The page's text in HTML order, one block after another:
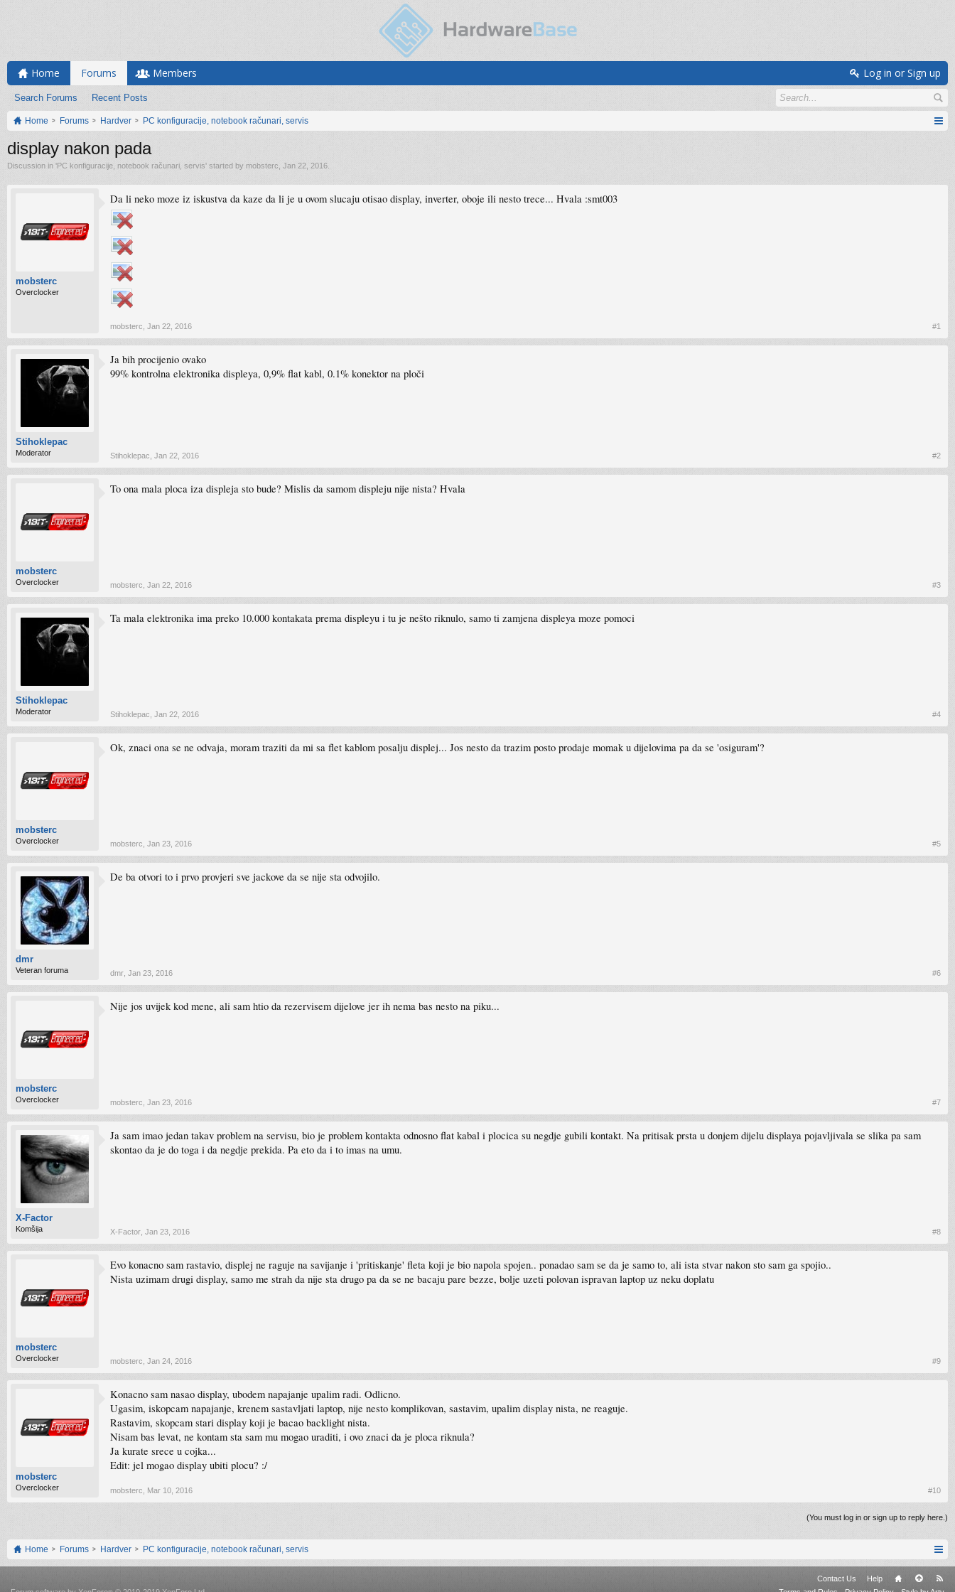
Home Forums
Search Forums Recent Posts
Members Log in or Sign up
Home Forums Hardver PC konfiguracije, notebook računari, servis
display nakon pada
Discussion in 'PC konfiguracije, notebook računari, servis' started by mobsterc Jan 22, 2016
mobsterc
Overclocker
Da li neko moze iz iskustva da kaze da li je u ovom slucaju otisao display, inverter, oboje ili nesto trece... Hvala :smt003
mobsterc Jan 22, 2016 #1
Stihoklepac
Moderator
Ja bih procijenio ovako
99% kontrolna elektronika displeya, 0,9% flat kabl, 0.1% konektor na ploči
Stihoklepac Jan 22, 2016 #2
mobsterc
Overclocker
To ona mala ploca iza displeja sto bude? Mislis da samom displeju nije nista? Hvala
mobsterc Jan 22, 2016 #3
Stihoklepac
Moderator
Ta mala elektronika ima preko 10.000 kontakata prema displeyu i tu je nešto riknulo, samo ti zamjena displeya moze pomoci
Stihoklepac Jan 22, 2016 #4
mobsterc
Overclocker
Ok, znaci ona se ne odvaja, moram traziti da mi sa flet kablom posalju displej... Jos nesto da trazim posto prodaje momak u dijelovima pa da se 'osiguram'?
mobsterc Jan 23, 2016 #5
dmr
Veteran foruma
De ba otvori to i prvo provjeri sve jackove da se nije sta odvojilo.
dmr Jan 23, 2016 #6
mobsterc
Overclocker
Nije jos uvijek kod mene, ali sam htio da rezervisem dijelove jer ih nema bas nesto na piku...
mobsterc Jan 23, 2016 #7
X-Factor
Komšija
Ja sam imao jedan takav problem na servisu, bio je problem kontakta odnosno flat kabal i plocica su negdje gubili kontakt. Na pritisak prsta u donjem dijelu displaya pojavljivala se slika pa sam
skontao da je do toga i da negdje prekida. Pa eto da i to imas na umu.
X-Factor Jan 23, 2016 #8
mobsterc
Overclocker
Evo konacno sam rastavio, displej ne raguje na savijanje i 'pritiskanje' fleta koji je bio napola spojen.. ponadao sam se da je samo to, ali ista stvar nakon sto sam ga spojio..
Nista uzimam drugi display, samo me strah da nije sta drugo pa da se ne bacaju pare bezze, bolje uzeti polovan ispravan laptop uz neku doplatu
mobsterc Jan 24, 2016 #9
mobsterc
Overclocker
Konacno sam nasao display, ubodem napajanje upalim radi. Odlicno.
Ugasim, iskopcam napajanje, krenem sastavljati laptop, nije nesto komplikovan, sastavim, upalim display nista, ne reaguje.
Rastavim, skopcam stari display koji je bacao backlight nista.
Nisam bas levat, ne kontam sta sam mu mogao uraditi, i ovo znaci da je ploca riknula?
Ja kurate srece u cojka...
Edit: jel mogao display ubiti plocu? :/
mobsterc Mar 10, 2016 #10
(You must log in or sign up to reply here.)
Home Forums Hardver PC konfiguracije, notebook računari, servis
Contact Us
Help